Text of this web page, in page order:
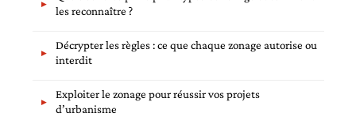
les reconnaître ?
Décrypter les règles : ce que chaque zonage autorise ou
interdit
Exploiter le zonage pour réussir vos projets
d’urbanisme